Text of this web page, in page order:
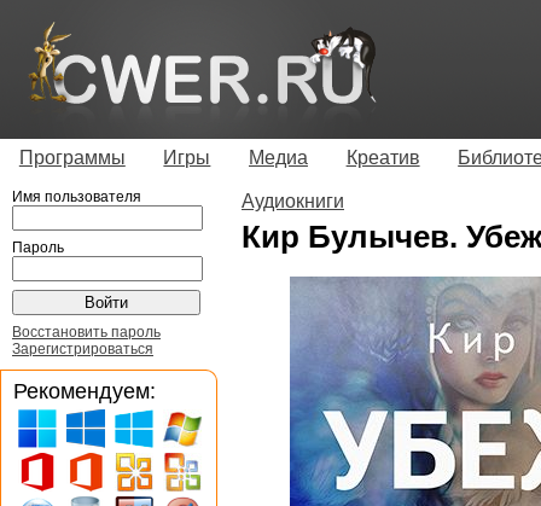
Программы Игры Медиа Креатив
Аудиокниги
Кир Булычев.
Имя пользователя
Пароль
Восстановить пароль
Зарегистрироваться
Рекомендуем: